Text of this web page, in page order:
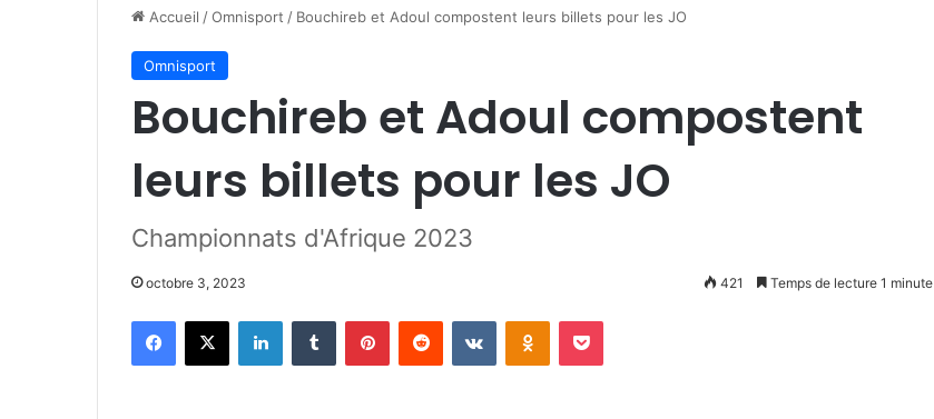
Accueil /Omnisport / Bouchireb et Adoul compostent leurs billets pour les JO
Omnisport
Bouchireb et Adoul compostent
leurs billets pour les JO
Championnats d'Afrique 2023
octobre 3, 2023 421 Temps de lecture 1 minute
Facebook
X LinkedinTumblr PinterestReddit VKontakteOdnoklassniki
Pocket